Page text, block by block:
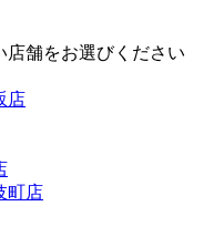
店舗をお選びください
店
町店